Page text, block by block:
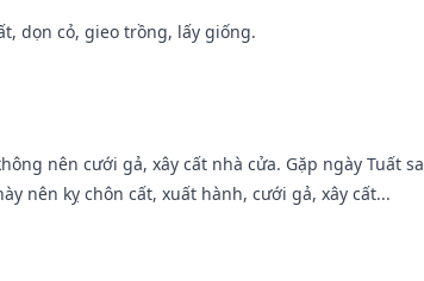
dọn cỏ, gieo trồng, lấy giống.
nên cưới gả, xây cất nhà cửa. Gặp ngày Tuất
nên kỵ chôn cất, xuất hành, cưới gả, xây cất...